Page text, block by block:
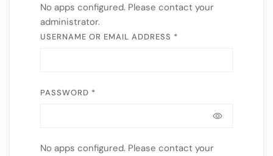
No apps configured. Please contact your
administrator.
USERNAME OR EMAIL ADDRESS *
PASSWORD *
No apps configured. Please contact your